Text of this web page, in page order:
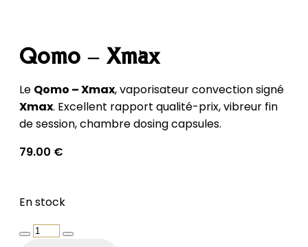
Qomo – Xmax
Le Qomo – Xmax, vaporisateur convection signé
Xmax. Excellent rapport qualité-prix, vibreur fin
de session, chambre dosing capsules.
79.00 €
En stock
quantité